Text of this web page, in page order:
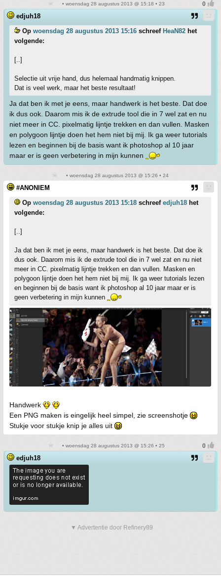
• woensdag 28 augustus 2013 @ 15:18 • 23
edjuh18
Op woensdag 28 augustus 2013 15:16 schreef HeaN82 het
volgende:
[..]
Selectie uit vrije hand, dus helemaal handmatig knippen.
Dat is veel werk, maar het beste resultaat!
Ja dat ben ik met je eens, maar handwerk is het beste. Dat doe
ik dus ook. Daarom mis ik de extrude tool die in 7 wel zat en nu
niet meer in CC. pixelmatig lijntje trekken en dan vullen. Masken
en polygoon lijntje doen het hem niet bij mij. Ik ga weer tutorials
lezen en beginnen bij de basis want ik photoshop al 10 jaar
maar er is geen verbetering in mijn kunnen
• woensdag 28 augustus 2013 @ 15:26 • 24
#ANONIEM
Op woensdag 28 augustus 2013 15:18 schreef edjuh18 het
volgende:
[..]
Ja dat ben ik met je eens, maar handwerk is het beste. Dat doe ik
dus ook. Daarom mis ik de extrude tool die in 7 wel zat en nu niet
meer in CC. pixelmatig lijntje trekken en dan vullen. Masken en
polygoon lijntje doen het hem niet bij mij. Ik ga weer tutorials lezen
en beginnen bij de basis want ik photoshop al 10 jaar maar er is
geen verbetering in mijn kunnen
Handwerk
Een PNG maken is eingelijk heel simpel, zie screenshotje
Stukje voor stukje knip je alles uit
• woensdag 28 augustus 2013 @ 15:26 • 25
edjuh18
▼ Advertentie door Refinery89